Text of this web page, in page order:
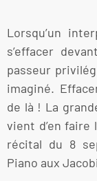
Lorsqu’un
s’effacer
passeur
imaginé.
de là ! La
vient d’en faire
récital du 8
Piano aux